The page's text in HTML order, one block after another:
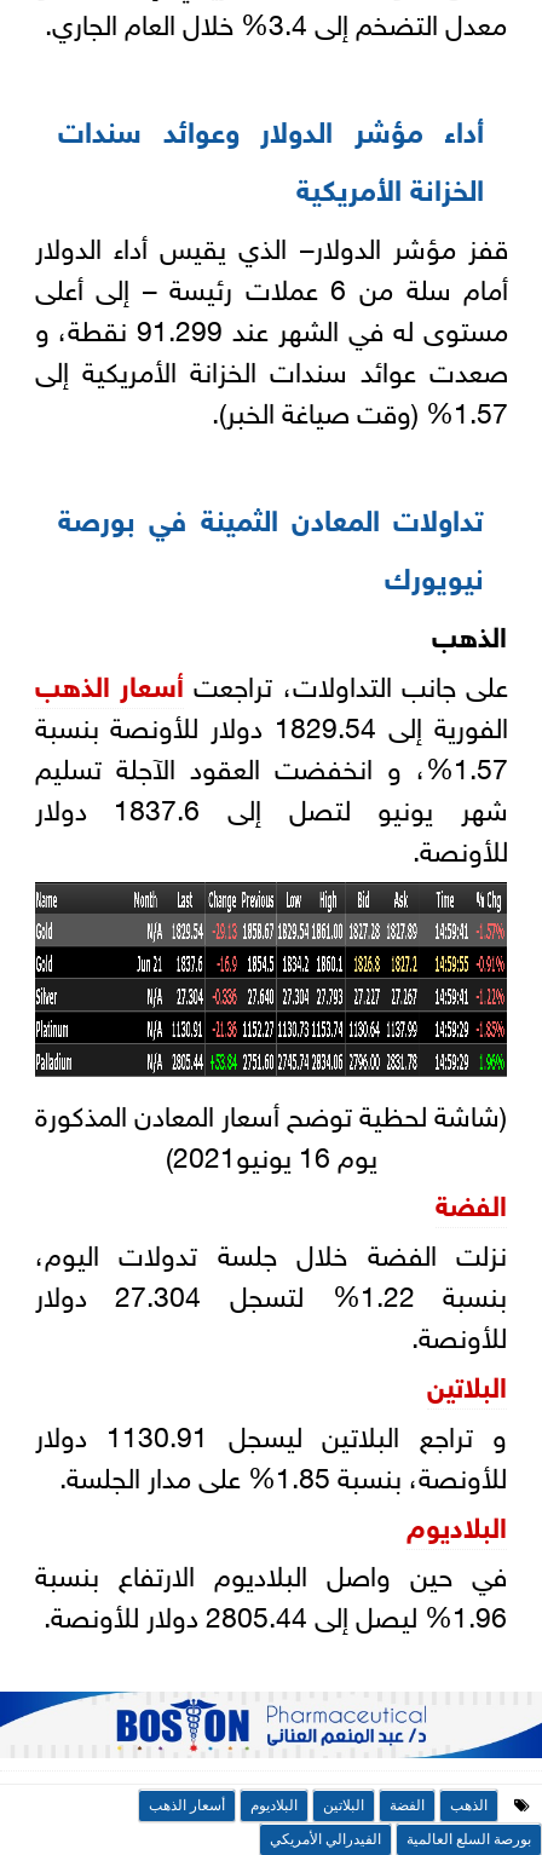
معدل التضخم إلى 3.4% خلال العام الجاري.
أداء مؤشر الدولار وعوائد سندات
الخزانة الأمريكية
قفز مؤشر الدولار– الذي يقيس أداء الدولار
أمام سلة من 6 عملات رئيسة – إلى أعلى
مستوى له في الشهر عند 91.299 نقطة، و
صعدت عوائد سندات الخزانة الأمريكية إلى
1.57% (وقت صياغة الخبر).
تداولات المعادن الثمينة في بورصة
نيويورك
الذهب
على جانب التداولات، تراجعت أسعار الذهب
الفورية إلى 1829.54 دولار للأونصة بنسبة
1.57%، و انخفضت العقود الآجلة تسليم
شهر يونيو لتصل إلى 1837.6 دولار
للأونصة.
(شاشة لحظية توضح أسعار المعادن المذكورة
يوم 16 يونيو2021)
الفضة
نزلت الفضة خلال جلسة تدولات اليوم،
بنسبة 1.22% لتسجل 27.304 دولار
للأونصة.
البلاتين
و تراجع البلاتين ليسجل 1130.91 دولار
للأونصة، بنسبة 1.85% على مدار الجلسة.
البلاديوم
في حين واصل البلاديوم الارتفاع بنسبة
1.96% ليصل إلى 2805.44 دولار للأونصة.
الذهب الفضة البلاتين البلاديوم
أسعار الذهب
بورصة السلع العالمية
الفيدرالي الأمريكي